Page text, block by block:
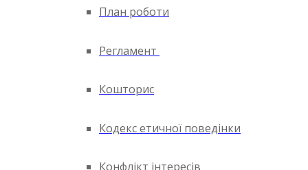
План роботи
Регламент
Кошторис
Кодекс етичної поведінки
Конфлікт інтересів